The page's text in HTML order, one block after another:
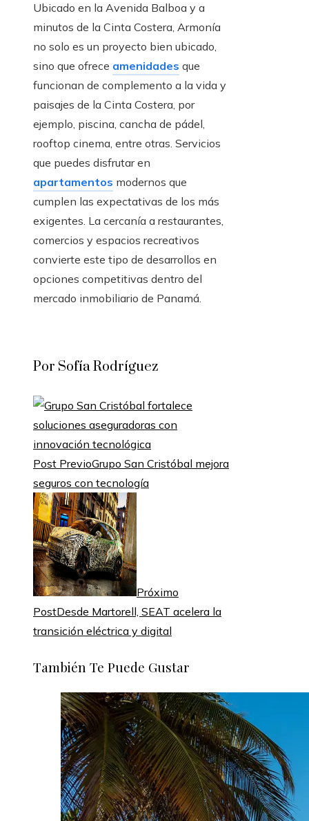
Ubicado en la Avenida Balboa y a
minutos de la Cinta Costera, Armonía
no solo es un proyecto bien ubicado,
sino que ofrece amenidades que
funcionan de complemento a la vida y
paisajes de la Cinta Costera, por
ejemplo, piscina, cancha de pádel,
rooftop cinema, entre otras. Servicios
que puedes disfrutar en
apartamentos modernos que
cumplen las expectativas de los más
exigentes. La cercanía a restaurantes,
comercios y espacios recreativos
convierte este tipo de desarrollos en
opciones competitivas dentro del
mercado inmobiliario de Panamá.
Por Sofía Rodríguez
Post PrevioGrupo San Cristóbal mejora
seguros con tecnología
Próximo
PostDesde Martorell, SEAT acelera la
transición eléctrica y digital
También Te Puede Gustar